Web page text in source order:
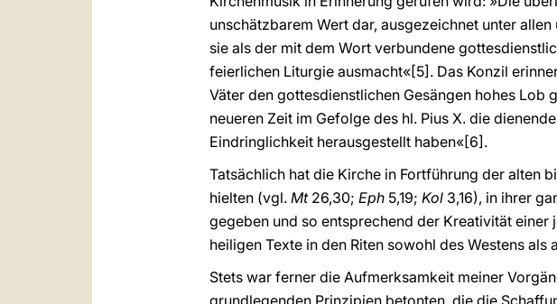
unschätzbarem Wert dar, ausgezeichnet unter
sie als der mit dem Wort verbundene
feierlichen Liturgie ausmacht«[5]. Das Konzil
Väter den gottesdienstlichen Gesängen hohes Lob
neueren Zeit im Gefolge des hl. Pius X. die
Eindringlichkeit herausgestellt haben«[6].
Tatsächlich hat die Kirche in Fortführung der alten
hielten (vgl. Mt26,30; Eph 5,19; Kol 3,16), in ihrer
gegeben und so entsprechend der Kreativität
heiligen Texte in den Riten sowohl des Westens als
Stets war ferner die Aufmerksamkeit meiner
grundlegenden Prinzipien betonten, die die